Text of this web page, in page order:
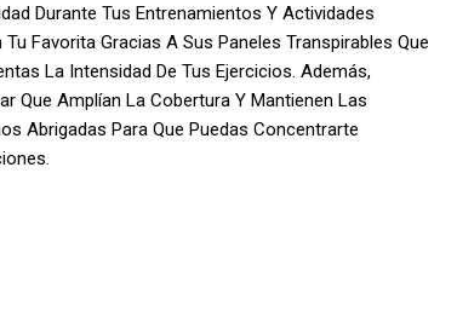
Durante Tus Entrenamientos Y Actividades
Favorita Gracias A Sus Paneles Transpirables Que
La Intensidad De Tus Ejercicios. Además,
Que Amplían La Cobertura Y Mantienen Las
Abrigadas Para Que Puedas Concentrarte